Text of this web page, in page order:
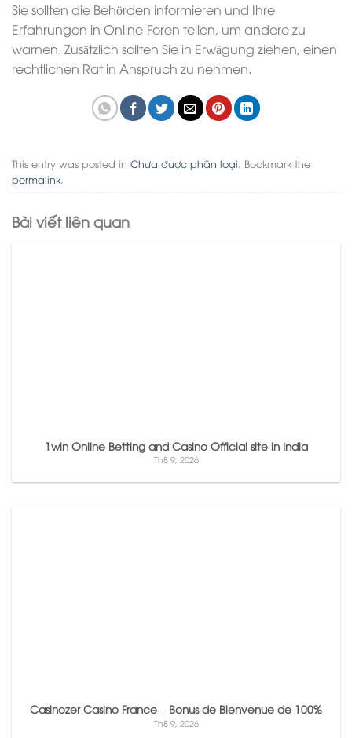
Sie sollten die Behörden informieren und Ihre
Erfahrungen in Online-Foren teilen, um andere zu
warnen. Zusätzlich sollten Sie in Erwägung ziehen, einen
rechtlichen Rat in Anspruch zu nehmen.
This entry was posted in Chưa được phân loại . Bookmark the
permalink
Bài viết liên quan
1win Online Betting and Casino Official site in India
Th8 9, 2026
Casinozer Casino France – Bonus de Bienvenue de 100%
Th8 9, 2026